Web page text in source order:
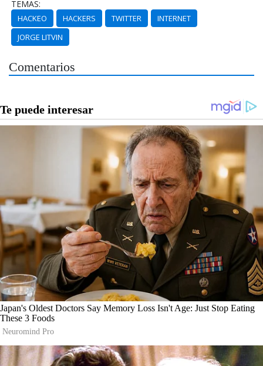
TEMAS:
HACKEO HACKERS TWITTER
INTERNET
JORGE LITVIN
Comentarios